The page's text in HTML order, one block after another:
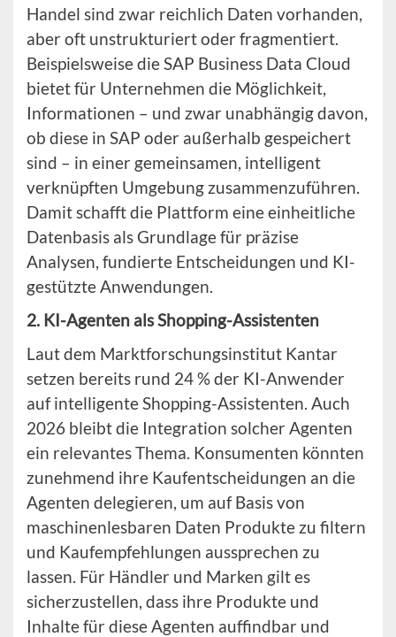
Handel sind zwar reichlich Daten vorhanden,
aber oft unstrukturiert oder fragmentiert.
Beispielsweise die SAP Business Data Cloud
bietet für Unternehmen die Möglichkeit,
Informationen – und zwar unabhängig davon,
ob diese in SAP oder außerhalb gespeichert
sind – in einer gemeinsamen, intelligent
verknüpften Umgebung zusammenzuführen.
Damit schafft die Plattform eine einheitliche
Datenbasis als Grundlage für präzise
Analysen, fundierte Entscheidungen und KI-
gestützte Anwendungen.
2. KI-Agenten als Shopping-Assistenten
Laut dem Marktforschungsinstitut Kantar
setzen bereits rund 24 % der KI-Anwender
auf intelligente Shopping-Assistenten. Auch
2026 bleibt die Integration solcher Agenten
ein relevantes Thema. Konsumenten könnten
zunehmend ihre Kaufentscheidungen an die
Agenten delegieren, um auf Basis von
maschinenlesbaren Daten Produkte zu filtern
und Kaufempfehlungen aussprechen zu
lassen. Für Händler und Marken gilt es
sicherzustellen, dass ihre Produkte und
Inhalte für diese Agenten auffindbar und